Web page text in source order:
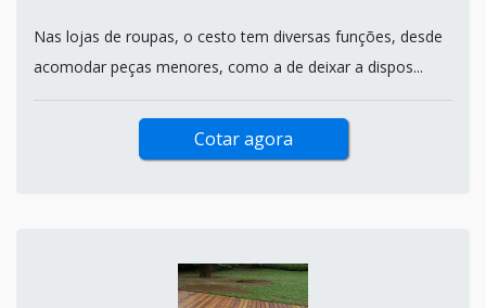
Nas lojas de roupas, o cesto tem diversas funções, desde
acomodar peças menores, como a de deixar a dispos...
Cotar agora